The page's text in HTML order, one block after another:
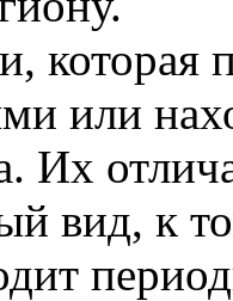
которая
или
Их
вид, к